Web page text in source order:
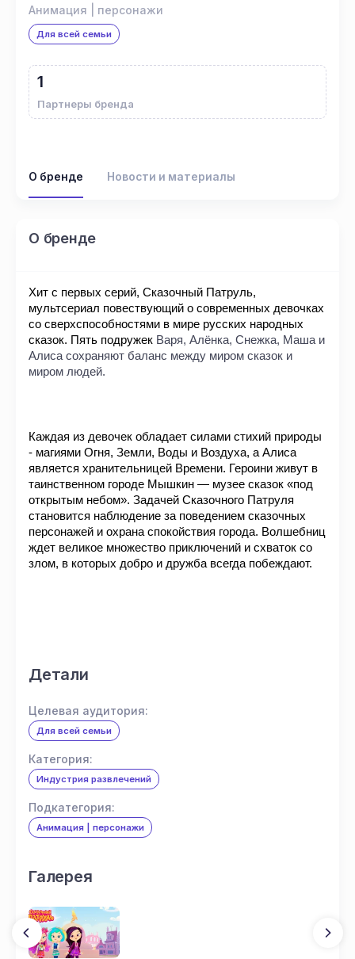
Анимация | персонажи
Для всей семьи
1
Партнеры бренда
О бренде Новости и материалы
О бренде
Хит с первых серий, Сказочный Патруль,
мультсериал повествующий о современных девочках
со сверхспособностями в мире русских народных
сказок. Пять подружек Варя, Алёнка, Снежка, Маша и
Алиса сохраняют баланс между миром сказок и
миром людей.
Каждая из девочек обладает силами стихий природы
- магиями Огня, Земли, Воды и Воздуха, а Алиса
является хранительницей Времени. Героини живут в
таинственном городе Мышкин — музее сказок «под
открытым небом». Задачей Сказочного Патруля
становится наблюдение за поведением сказочных
персонажей и охрана спокойствия города. Волшебниц
ждет великое множество приключений и схваток со
злом, в которых добро и дружба всегда побеждают.
Детали
Целевая аудитория:
Для всей семьи
Категория:
Индустрия развлечений
Подкатегория:
Анимация | персонажи
Галерея